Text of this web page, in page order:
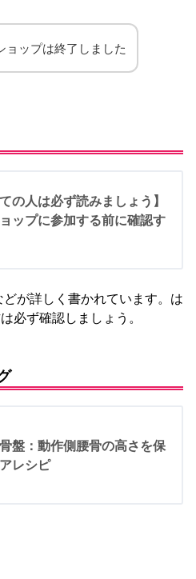
ョップは終了しました
の人は必ず読みましょう】
ップに参加する前に確認す
が詳しく書かれています。は
必ず確認しましょう。
盤：動作側腰骨の高さを保
レシピ